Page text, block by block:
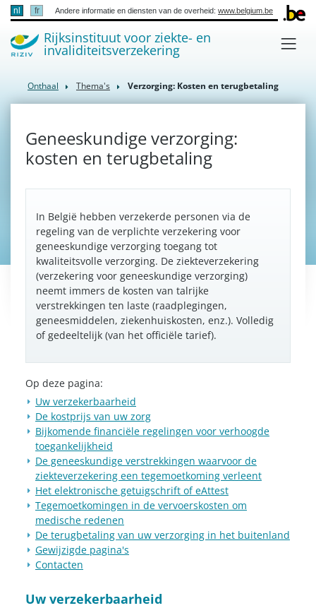
nl fr Andere informatie en diensten van de overheid: www.belgium.be
Rijksinstituut voor ziekte- en
invaliditeitsverzekering
Onthaal Thema's Verzorging: Kosten en terugbetaling
Geneeskundige verzorging:
kosten en terugbetaling
In België hebben verzekerde personen via de
regeling van de verplichte verzekering voor
geneeskundige verzorging toegang tot
kwaliteitsvolle verzorging. De ziekteverzekering
(verzekering voor geneeskundige verzorging)
neemt immers de kosten van talrijke
verstrekkingen ten laste (raadplegingen,
geneesmiddelen, ziekenhuiskosten, enz.). Volledig
of gedeeltelijk (van het officiële tarief).
Op deze pagina:
Uw verzekerbaarheid
De kostprijs van uw zorg
Bijkomende financiële regelingen voor verhoogde
toegankelijkheid
De geneeskundige verstrekkingen waarvoor de
ziekteverzekering een tegemoetkoming verleent
Het elektronische getuigschrift of eAttest
Tegemoetkomingen in de vervoerskosten om
medische redenen
De terugbetaling van uw verzorging in het buitenland
Gewijzigde pagina's
Contacten
Uw verzekerbaarheid